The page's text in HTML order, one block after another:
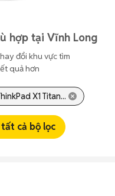
hợp tại Vĩnh Long
đổi khu vực tìm
quả hơn
X1 Titan...
cả bộ lọc